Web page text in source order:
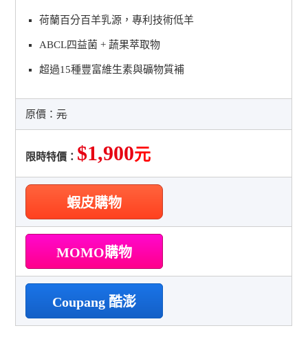
荷蘭百分百羊乳源，專利技術低羊
ABCL四益菌 + 蔬果萃取物
超過15種豐富維生素與礦物質補
原價：元
限時特價： $1,900元
蝦皮購物
MOMO購物
Coupang 酷澎